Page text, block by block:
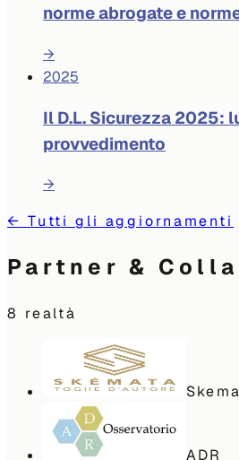
norme abrogate e
→
2025
Il D.L. Sicurezza 2025:
provvedimento
→
← Tutti gli aggiornamenti
Partner &
8 realtà
ADR